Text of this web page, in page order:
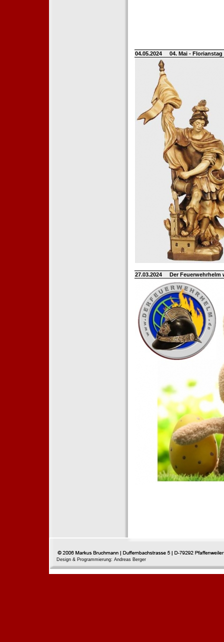
04.05.2024 04. Mai -
27.03.2024 Der
Design & Programmierung: Andreas Berger